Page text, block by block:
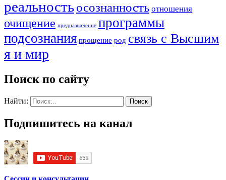
реальностьосознанность отношения
очищение предназначение программы
подсознания прощение род связь с Высшим
я и мир
Поиск по сайту
Найти:
Подпишитесь на канал